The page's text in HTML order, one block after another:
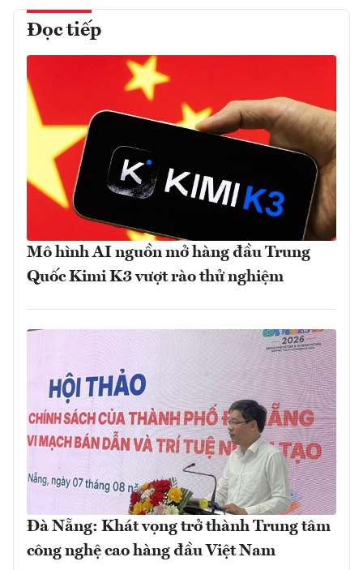
Đọc tiếp
Mô hình AI nguồn mở hàng đầu Trung
Quốc Kimi K3 vượt rào thử nghiệm
Đà Nẵng: Khát vọng trở thành Trung tâm
công nghệ cao hàng đầu Việt Nam